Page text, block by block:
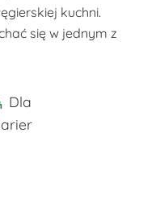
kuchni.
się w jednym z
Dla